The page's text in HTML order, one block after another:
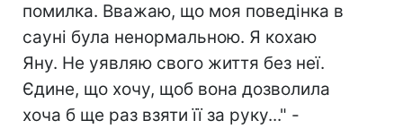
помилка. Вважаю, що моя поведінка в
сауні була ненормальною. Я кохаю
Яну. Не уявляю свого життя без неї.
Єдине, що хочу, щоб вона дозволила
хоча б ще раз взяти її за руку..." -